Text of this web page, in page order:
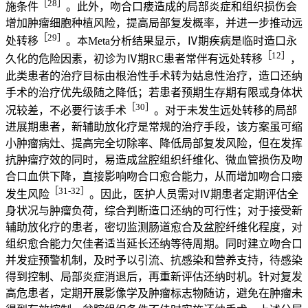
施条件 ［28］ 。此外，吻合口瘘造成的局部炎症和组织损伤会
增加肿瘤细胞种植风险，提高局部复发概率，并进一步推动远
处转移 ［29］ 。本Meta分析结果显示，Ⅳ期疾病是临时造口永
久化的危险因素，初诊为Ⅳ期RC患者常伴有远处转移 ［12］
，
此类患者的治疗目标由根治性手术转为姑息性治疗，造口还纳
手术的治疗优先级随之降低；若患者预期生存期有限或身体状
况较差，不必要行该手术 ［30］ 。对于未发生远处转移的局部
进展期患者，新辅助放化疗是常规的治疗手段，该方案虽可缩
小肿瘤病灶、提高完全切除率、降低局部复发风险，但在发挥
抗肿瘤疗效的同时，易造成盆腔组织纤维化、微血管损伤及吻
合口血供下降，直接影响吻合口愈合能力，从而增加吻合口瘘
发生风险 ［31-32］ 。因此，医护人员需对Ⅳ期患者定期评估全
身状况与肿瘤负荷，综合判断造口还纳的可行性；对于接受新
辅助放化疗的患者，密切监测肠道愈合及盆腔纤维化程度，对
组织愈合能力欠佳者适当延长还纳等待周期。同时建立吻合口
并发症预警机制，及时予以引流、抗感染和营养支持，待感染
得到控制、局部炎症消退后，再重新评估还纳时机。针对复发
高危患者，定期开展影像学及肿瘤标志物随访，避免在肿瘤未